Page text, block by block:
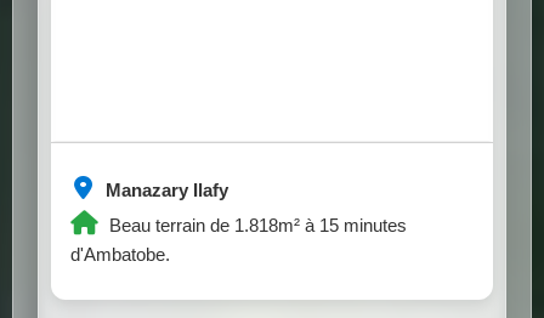
Manazary Ilafy
Beau terrain de 1.818m² à 15 minutes
d'Ambatobe.